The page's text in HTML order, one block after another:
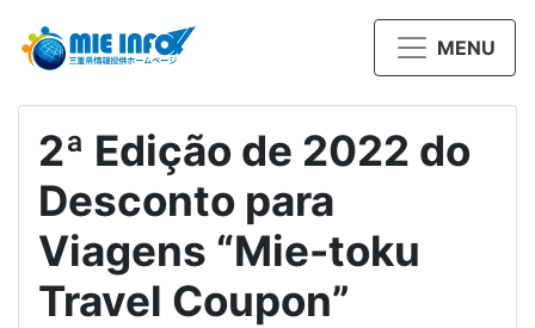
MENU
2ª Edição de 2022 do
Desconto para
Viagens “Mie-toku
Travel Coupon”